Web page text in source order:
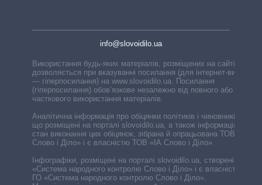
info@slovoidilo.ua
Використання будь-яких матеріалів, розміщених на сайті,
дозволяється при вказуванні посилання (для інтернет-видань
— гіперпосилання) на www.slovoidilo.ua. Посилання
(гіперпосилання) обов’язкове незалежно від повного або
часткового використання матеріалів.
Аналітична інформація про обіцянки політиків і чиновників,
що розміщені на порталі slovoidilo.ua, а також інформація про
стан виконання цих обіцянок, зібрана й опрацьована ТОВ «ІА
Слово і Діло» і є власністю ТОВ «ІА Слово і Діло».
Інфографіки, розміщені на порталі slovoidilo.ua, створені ГО
«Система народного контролю Слово і Діло» і є власністю
ГО «Система народного контролю Слово і Діло».